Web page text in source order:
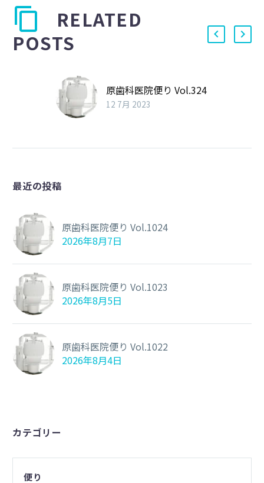
RELATED
POSTS
原歯科医院便り Vol.324
12 7月 2023
最近の投稿
原歯科医院便り Vol.1024
2026年8月7日
原歯科医院便り Vol.1023
2026年8月5日
原歯科医院便り Vol.1022
2026年8月4日
カテゴリー
便り